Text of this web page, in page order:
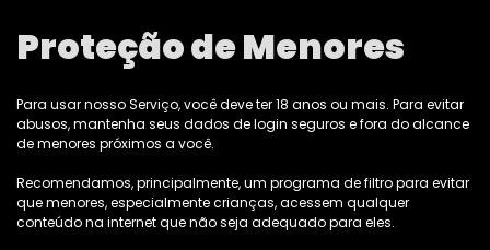
Proteção de Menores
Para usar nosso Serviço, você deve ter 18 anos ou mais. Para evitar
abusos, mantenha seus dados de login seguros e fora do alcance
de menores próximos a você.
Recomendamos, principalmente, um programa de filtro para evitar
que menores, especialmente crianças, acessem qualquer
conteúdo na internet que não seja adequado para eles.